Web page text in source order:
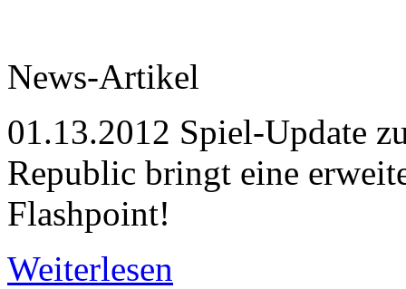
News-Artikel
01.13.2012 Spiel-Update
Republic bringt eine
Flashpoint!
Weiterlesen